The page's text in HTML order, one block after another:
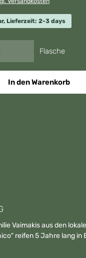
Lieferzeit: 2-3 days
Gib denFlasche
In den Warenkorb
Vaimakis aus den
reifen 5 Jahre lang in